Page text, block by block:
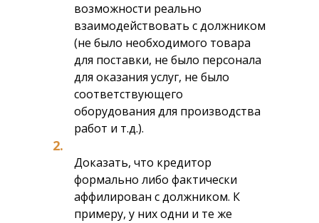
возможности реально
взаимодействовать с должником
(не было необходимого товара
для поставки, не было персонала
для оказания услуг, не было
соответствующего
оборудования для производства
работ и т.д.).
Доказать, что кредитор
формально либо фактически
аффилирован с должником. К
примеру, у них одни и те же
2.